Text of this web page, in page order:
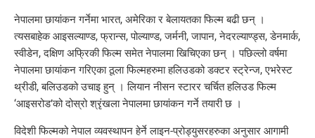
नेपालमा छायांकन गर्नेमा भारत, अमेरिका र बेलायतका फिल्म बढी छन् ।
त्यसबाहेक आइसल्याण्ड, फ्रान्स, पोल्याण्ड, जर्मनी, जापान, नेदरल्याण्ड्स, डेनमार्क,
स्वीडेन, दक्षिण अफ्रिकी फिल्म समेत नेपालमा खिचिएका छन् । पछिल्लो वर्षमा
नेपालमा छायांकन गरिएका ठूला फिल्महरुमा हलिउडको डक्टर स्ट्रेन्ज, एभरेस्ट
थ्रीडी, बलिउडको उचाइ हुन् । लियान नीसन स्टारर चर्चित हलिउड फिल्म
‘आइसरोड’को दोस्रो श्रृंखला नेपालमा छायांकन गर्ने तयारी छ ।
विदेशी फिल्मको नेपाल व्यवस्थापन हेर्ने लाइन-प्रोड्युसरहरुका अनुसार आगामी